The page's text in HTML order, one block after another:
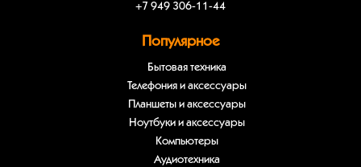
+7 949 306-11-44
Популярное
Бытовая техника
Телефония и аксессуары
Планшеты и аксессуары
Ноутбуки и аксессуары
Компьютеры
Аудиотехника